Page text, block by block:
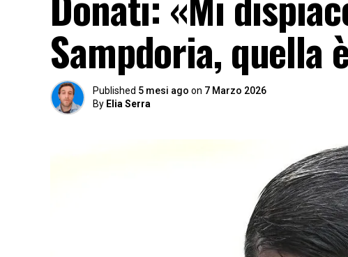
Sampdoria, quella
Published 5 mesi ago on 7 Marzo 2026
By Elia Serra